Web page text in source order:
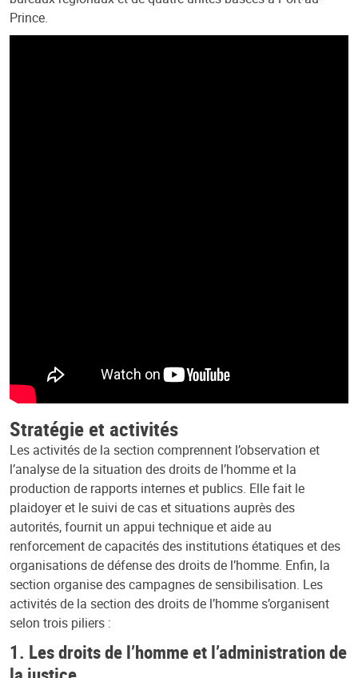
Prince.
Stratégie et activités
Les activités de la section comprennent l’observation et
l’analyse de la situation des droits de l’homme et la
production de rapports internes et publics. Elle fait le
plaidoyer et le suivi de cas et situations auprès des
autorités, fournit un appui technique et aide au
renforcement de capacités des institutions étatiques et des
organisations de défense des droits de l’homme. Enfin, la
section organise des campagnes de sensibilisation. Les
activités de la section des droits de l’homme s’organisent
selon trois piliers :
1. Les droits de l’homme et l’administration de